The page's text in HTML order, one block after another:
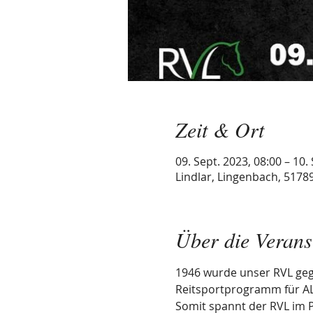
Zeit & Ort
09. Sept. 2023, 08:00 –
Lindlar, Lingenbach,
Über die
1946 wurde unser RVL
Reitsportprogramm für
Somit spannt der RVL